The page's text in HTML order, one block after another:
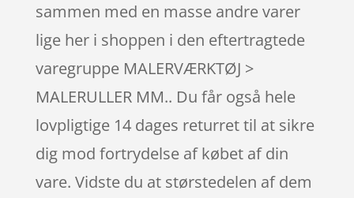
sammen med en masse andre varer
lige her i shoppen i den eftertragtede
varegruppe MALERVÆRKTØJ >
MALERULLER MM.. Du får også hele
lovpligtige 14 dages returret til at sikre
dig mod fortrydelse af købet af din
vare. Vidste du at størstedelen af dem